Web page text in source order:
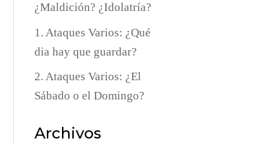
¿Maldición? ¿Idolatría?
1. Ataques Varios: ¿Qué
dia hay que guardar?
2. Ataques Varios: ¿El
Sábado o el Domingo?
Archivos